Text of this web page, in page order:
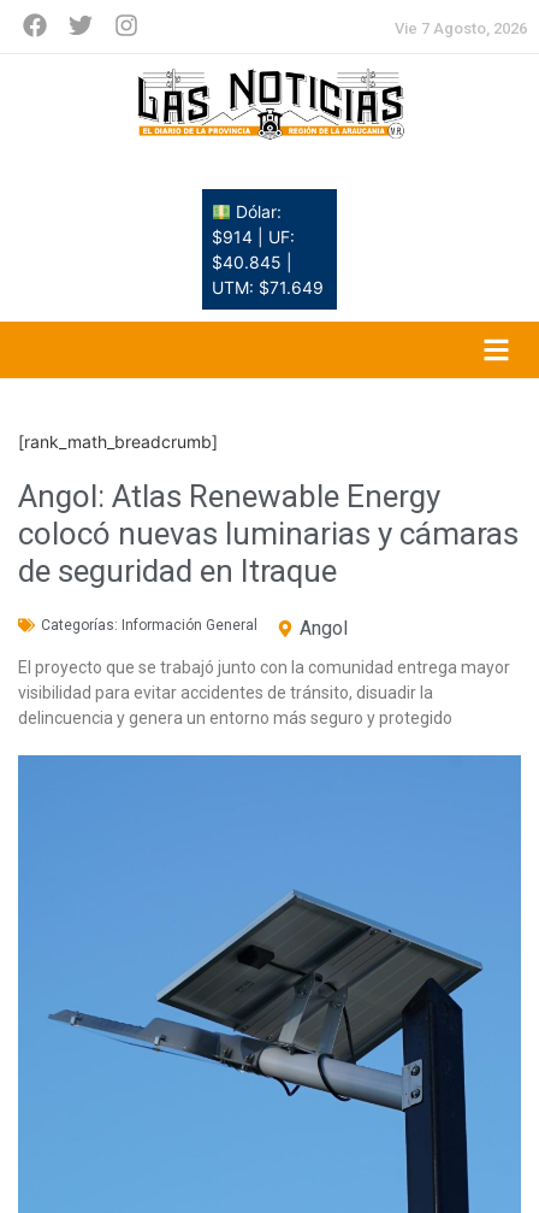
Vie 7 Agosto, 2026
Dólar:
$914 | UF:
$40.845 |
UTM: $71.649
[rank_math_breadcrumb]
Angol: Atlas Renewable Energy
colocó nuevas luminarias y cámaras
de seguridad en Itraque
Categorías: Información General Angol
El proyecto que se trabajó junto con la comunidad entrega mayor
visibilidad para evitar accidentes de tránsito, disuadir la
delincuencia y genera un entorno más seguro y protegido